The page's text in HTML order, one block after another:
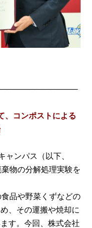
、コンポストによる
ャンパス（以下、
物の分解処理実験を
品や野菜くずなどの
、その運搬や焼却に
す。今回、株式会社